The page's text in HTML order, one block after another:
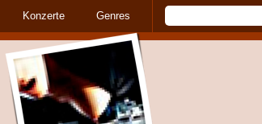
Konzerte Genres